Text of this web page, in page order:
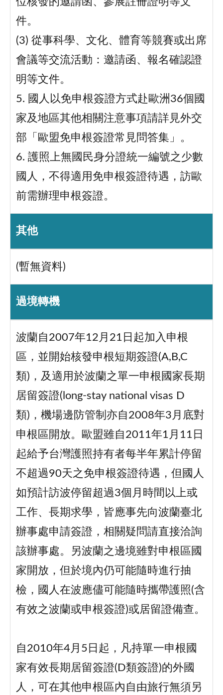
件。
(3) 從事科學、文化、體育等競賽或出席
會議等交流活動：邀請函、報名確認證
明等文件。
5. 國人以免申根簽證方式赴歐洲36個國
家及地區其他相關注意事項請詳見外交
部「歐盟免申根簽證常見問答集」。
6. 護照上無國民身分證統一編號之少數
國人，不得適用免申根簽證待遇，訪歐
前需辦理申根簽證。
其他
(暫無資料)
過境轉機
波蘭自2007年12月21日起加入申根
區，並開始核發申根短期簽證(A,B,C
類)，及適用於波蘭之單一申根國家長期
居留簽證(long-stay national visas D
類)，機場邊防管制亦自2008年3月底對
申根區開放。歐盟雖自2011年1月11日
起給予台灣護照持有者每半年累計停留
不超過90天之免申根簽證待遇，但國人
如預計訪波停留超過3個月時間以上或
工作、長期求學，皆應事先向波蘭臺北
辦事處申請簽證，相關疑問請直接洽詢
該辦事處。另波蘭之邊境雖對申根區國
家開放，但於境內仍可能隨時進行抽
檢，國人在波應儘可能隨時攜帶護照(含
有效之波蘭或申根簽證)或居留證備查。
自2010年4月5日起，凡持單一申根國
家有效長期居留簽證(D類簽證)的外國
人，可在其他申根區內自由旅行無須另